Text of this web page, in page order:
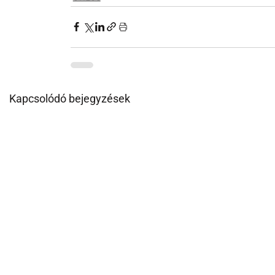
Kapcsolódó bejegyzések